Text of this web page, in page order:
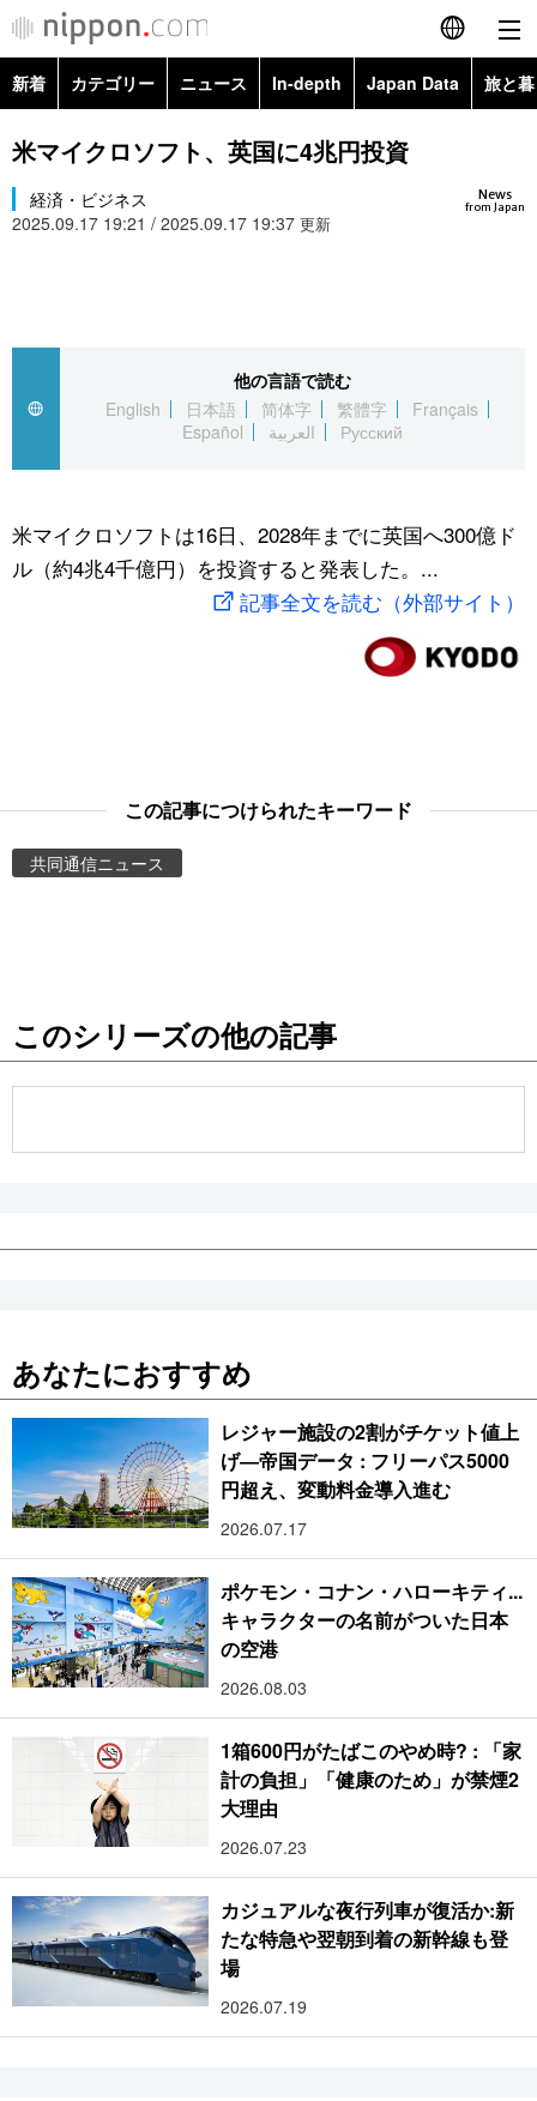
English
简体字
カテゴリー
文化
動画/Live
Images
お知らせ
新着 カテゴリー ニュース In-depth Japan Data 旅と
政治・外交
経済・ビジネス
スポーツ・東京2020
Images
米マイクロソフト、英国に4兆円投資
News
from Japan
経済・ビジネス
2025.09.17 19:21 / 2025.09.17 19:37 更新
他の言語で読む
English
日本語 简体字 繁體字
Français
Español
العربية Русский
米マイクロソフトは16日、2028年までに英国へ300億ド
ル（約4兆4千億円）を投資すると発表した。...
記事全文を読む（外部サイト）
この記事につけられたキーワード
共同通信ニュース
このシリーズの他の記事
あなたにおすすめ
レジャー施設の2割がチケット値上
げ―帝国データ : フリーパス5000
円超え、変動料金導入進む
2026.07.17
ポケモン・コナン・ハローキティ...
キャラクターの名前がついた日本
の空港
2026.08.03
1箱600円がたばこのやめ時? : 「家
計の負担」「健康のため」が禁煙2
大理由
2026.07.23
カジュアルな夜行列車が復活か:新
たな特急や翌朝到着の新幹線も登
場
2026.07.19